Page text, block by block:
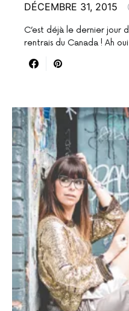
DÉCEMBRE 31, 2015
C’est déjà le dernier jour
rentrais du Canada ! Ah